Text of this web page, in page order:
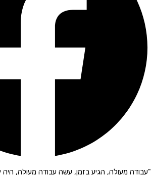
"עבודה מעולה, הגיע בזמן, עשה עבודה מעולה, היה